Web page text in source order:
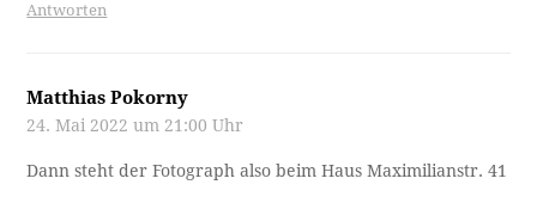
Antworten
Matthias Pokorny
24. Mai 2022 um 21:00 Uhr
Dann steht der Fotograph also beim Haus Maximilianstr. 41